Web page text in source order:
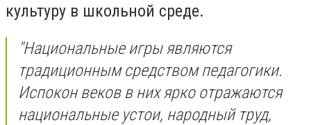
культуру в школьной среде.
"Национальные игры являются
традиционным средством педагогики.
Испокон веков в них ярко отражаются
национальные устои, народный труд,